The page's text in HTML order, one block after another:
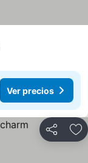
Ver precios
Compartir